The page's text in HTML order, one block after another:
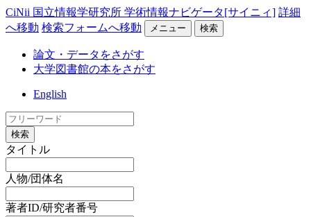
CiNii 国立情報学研究所 学術情報ナビゲータ[サイニィ] 詳細
へ移動 検索フォームへ移動 メニュー 検索
論文・データをさがす
大学図書館の本をさがす
English
検索
タイトル
人物/団体名
著者ID/研究者番号